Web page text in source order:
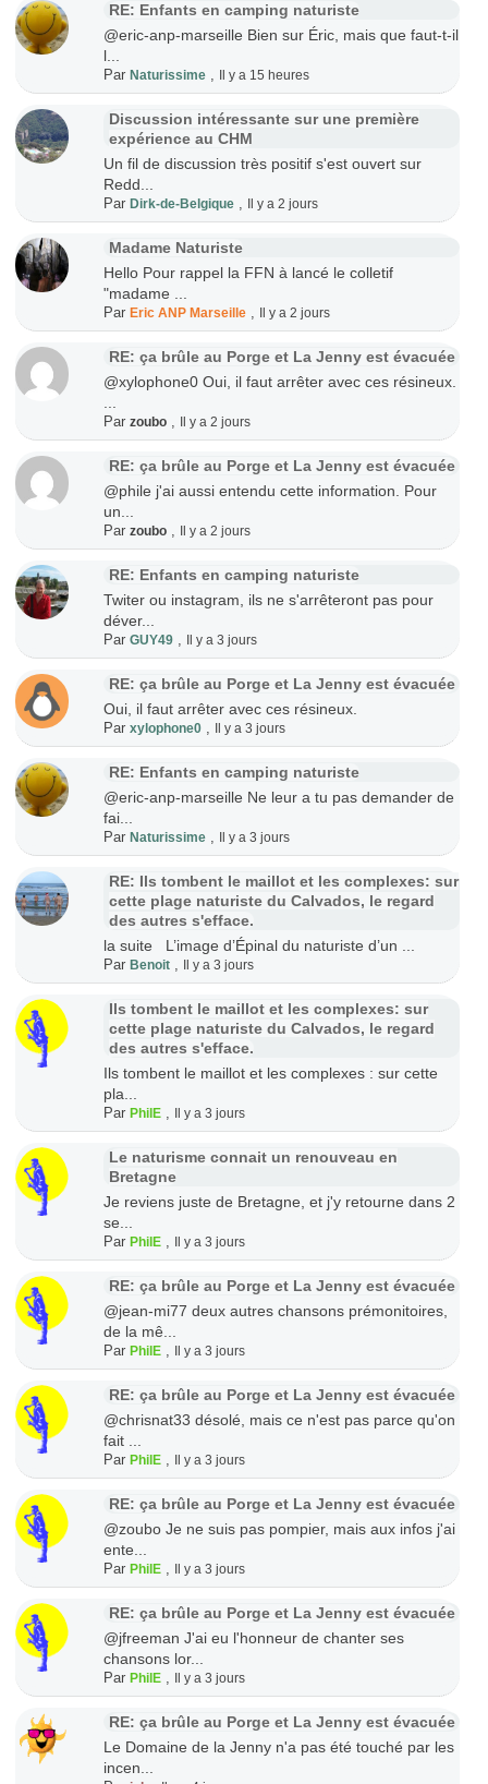
RE: Enfants en camping naturiste
@eric-anp-marseille Bien sur Éric, mais que faut-t-il
l...
ParNaturissime , Il y a 15 heures
Discussion intéressante sur une première
expérience au CHM
Un fil de discussion très positif s'est ouvert sur
Redd...
ParDirk-de-Belgique , Il y a 2 jours
Madame Naturiste
Hello Pour rappel la FFN à lancé le colletif
"madame ...
ParEric ANP Marseille , Il y a 2 jours
RE: ça brûle au Porge et La Jenny est évacuée
@xylophone0 Oui, il faut arrêter avec ces résineux.
Parzoubo , Il y a 2 jours
RE: ça brûle au Porge et La Jenny est évacuée
@phile j'ai aussi entendu cette information. Pour
un...
Parzoubo , Il y a 2 jours
RE: Enfants en camping naturiste
Twiter ou instagram, ils ne s'arrêteront pas pour
déver...
ParGUY49 , Il y a 3 jours
RE: ça brûle au Porge et La Jenny est évacuée
Oui, il faut arrêter avec ces résineux.
Parxylophone0 , Il y a 3 jours
RE: Enfants en camping naturiste
@eric-anp-marseille Ne leur a tu pas demander de
fai...
ParNaturissime , Il y a 3 jours
RE: Ils tombent le maillot et les complexes: sur
cette plage naturiste du Calvados, le regard
des autres s'efface.
la suite L’image d’Épinal du naturiste d’un ...
ParBenoit , Il y a 3 jours
Ils tombent le maillot et les complexes: sur
cette plage naturiste du Calvados, le regard
des autres s'efface.
Ils tombent le maillot et les complexes : sur cette
pla...
ParPhilE , Il y a 3 jours
Le naturisme connait un renouveau en
Bretagne
Je reviens juste de Bretagne, et j'y retourne dans 2
se...
ParPhilE , Il y a 3 jours
RE: ça brûle au Porge et La Jenny est évacuée
@jean-mi77 deux autres chansons prémonitoires,
de la mê...
ParPhilE , Il y a 3 jours
RE: ça brûle au Porge et La Jenny est évacuée
@chrisnat33 désolé, mais ce n'est pas parce qu'on
fait ...
ParPhilE , Il y a 3 jours
RE: ça brûle au Porge et La Jenny est évacuée
@zoubo Je ne suis pas pompier, mais aux infos j'ai
ente...
ParPhilE , Il y a 3 jours
RE: ça brûle au Porge et La Jenny est évacuée
@jfreeman J'ai eu l'honneur de chanter ses
chansons lor...
ParPhilE , Il y a 3 jours
RE: ça brûle au Porge et La Jenny est évacuée
Le Domaine de la Jenny n'a pas été touché par les
incen...